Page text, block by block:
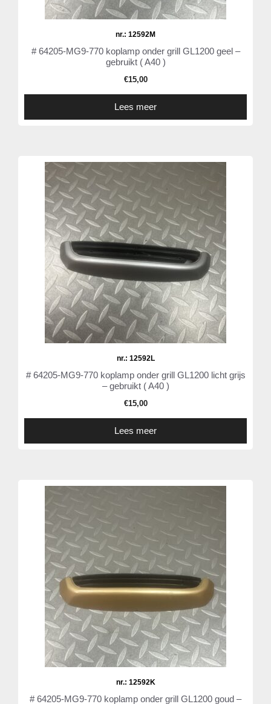
nr.: 12592M
# 64205-MG9-770 koplamp onder grill GL1200 geel –
gebruikt ( A40 )
€15,00
Lees meer
nr.: 12592L
# 64205-MG9-770 koplamp onder grill GL1200 licht grijs
– gebruikt ( A40 )
€15,00
Lees meer
nr.: 12592K
# 64205-MG9-770 koplamp onder grill GL1200 goud –